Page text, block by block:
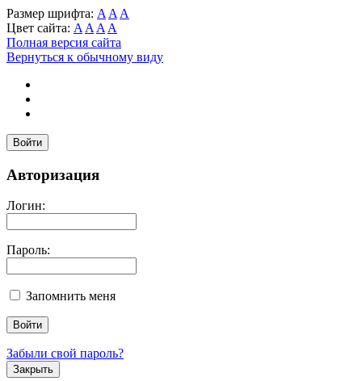
Размер шрифта: A A A
Цвет сайта: A A A A
Полная версия сайта
Вернуться к обычному виду
Войти
Авторизация
Логин:
Пароль:
Запомнить меня
Забыли свой пароль?
Закрыть